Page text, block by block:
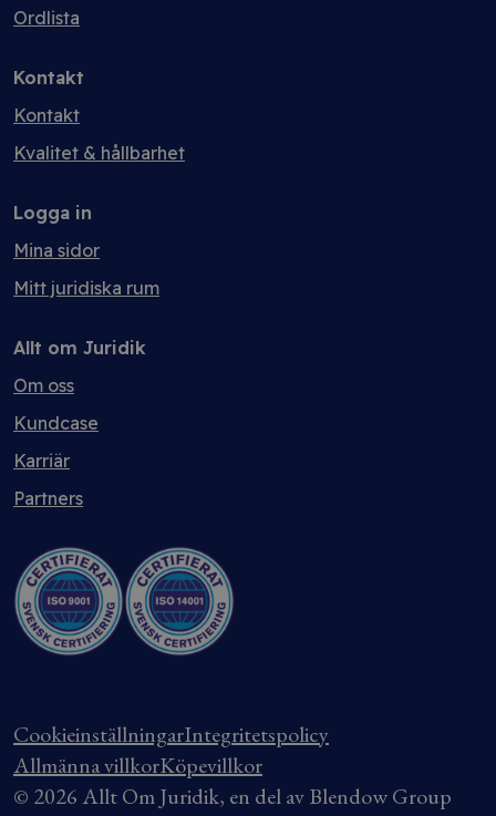
Ordlista
Kontakt
Kontakt
Kvalitet & hållbarhet
Logga in
Mina sidor
Mitt juridiska rum
Allt om Juridik
Om oss
Kundcase
Karriär
Partners
CookieinställningarIntegritetspolicy
Allmänna villkorKöpevillkor
© 2026 Allt Om Juridik, en del av Blendow Group